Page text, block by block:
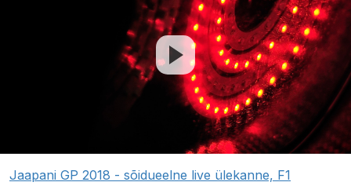
Jaapani GP 2018 - sõidueelne live ülekanne, F1